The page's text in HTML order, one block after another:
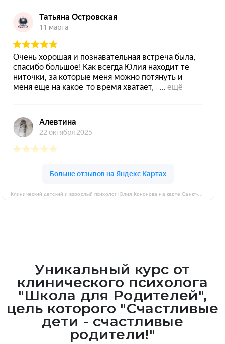
Клинический детский и взрослый психолог Юлия Кононова на карте Санкт‑Петербурга — Яндекс Карты
Уникальный курс от
клинического психолога
"Школа для Родителей",
цель которого "Счастливые
дети - счастливые
родители!"